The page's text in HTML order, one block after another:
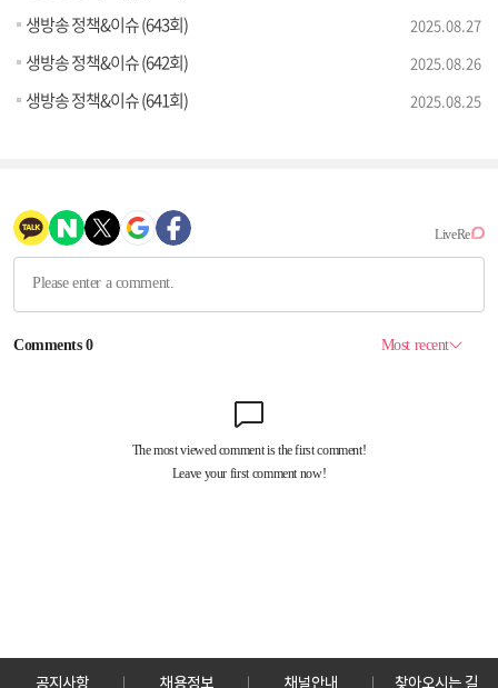
생방송 정책&이슈 (643회) 2025.08.27
생방송 정책&이슈 (642회) 2025.08.26
생방송 정책&이슈 (641회) 2025.08.25
공지사항 채용정보 채널안내 찾아오시는 길